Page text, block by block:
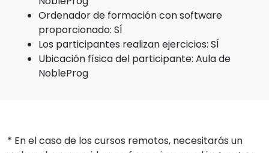
Ordenador de formación con software
proporcionado: SÍ
Los participantes realizan ejercicios: SÍ
Ubicación física del participante: Aula de
NobleProg
* En el caso de los cursos remotos, necesitarás un